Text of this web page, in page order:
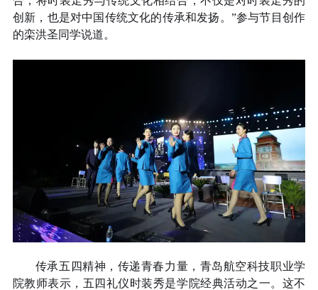
创新，也是对中国传统文化的传承和发扬。”参与节目创作
的栾洪圣同学说道。
传承五四精神，传递青春力量，青岛航空科技职业学
院教师表示，五四礼仪时装秀是学院经典活动之一。这不